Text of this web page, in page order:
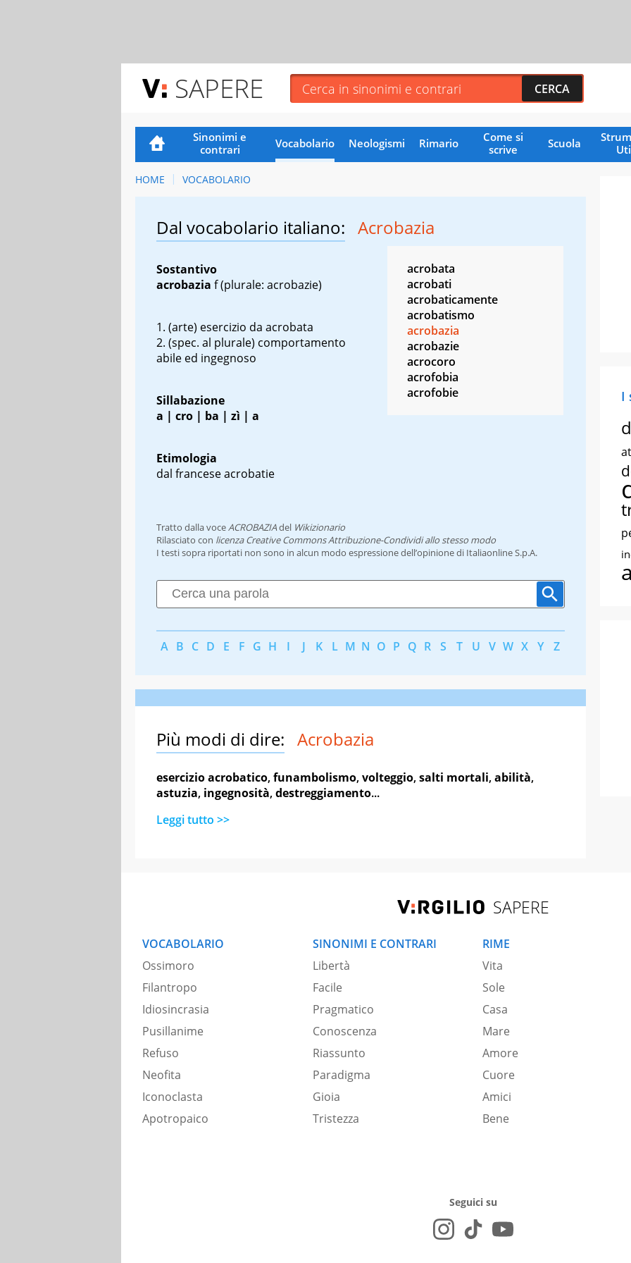
SAPERE
Sinonimi e
contrari
Vocabolario Neologismi Rimario
Come si
scrive
Scuola
HOME VOCABOLARIO
Dal vocabolario italiano: Acrobazia
Sostantivo
acrobazia f(plurale: acrobazie)
(arte) esercizio da acrobata
(spec. al plurale) comportamento
abile ed ingegnoso
Sillabazione
a | cro | ba | zì | a
Etimologia
dal franceseacrobatie
acrobata
acrobati
acrobaticamente
acrobatismo
acrobazia
acrobazie
acrocoro
acrofobia
acrofobie
Tratto dalla voce ACROBAZIAdel Wikizionario
Rilasciato con licenza Creative Commons Attribuzione-Condividi allo stesso modo
I testi sopra riportati non sono in alcun modo espressione dell’opinione di Italiaonline S.p.A.
A B C D E F G H I J K L M N O P Q R S T U V W X Y Z
Più modi di dire: Acrobazia
esercizio acrobatico,funambolismo,volteggio,salti mortali,abilità,
astuzia, ingegnosità,destreggiamento...
Leggi tutto >>
I
SAPERE
VOCABOLARIO
Ossimoro
Filantropo
Idiosincrasia
Pusillanime
Refuso
Neofita
Iconoclasta
Apotropaico
SINONIMI E CONTRARI
Libertà
Facile
Pragmatico
Conoscenza
Riassunto
Paradigma
Gioia
Tristezza
RIME
Vita
Sole
Casa
Mare
Amore
Cuore
Amici
Bene
Seguici su